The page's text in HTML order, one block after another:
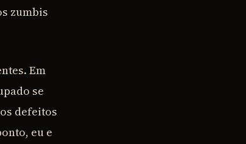
zumbis
Em
se
defeitos
eu e